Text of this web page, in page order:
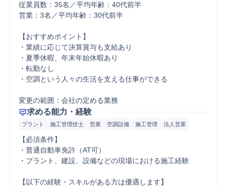
従業員数：35名／平均年齢：40代前半
営業：3名／平均年齢：30代前半
【おすすめポイント】
・業績に応じて決算賞与も支給あり
・夏季休暇、年末年始休暇あり
・転勤なし
・空調という人々の生活を支える仕事ができる
変更の範囲：会社の定める業務
求める能力・経験
プラント 施工管理技士 営業 空調設備 施工管理 法人営業
【必須条件】
・普通自動車免許（AT可）
・プラント、建設、設備などの現場における施工経験
【以下の経験・スキルがある方は優遇します】